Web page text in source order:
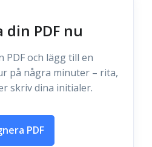
din PDF nu
PDF och lägg till en
på några minuter – rita,
skriv dina initialer.
PDF